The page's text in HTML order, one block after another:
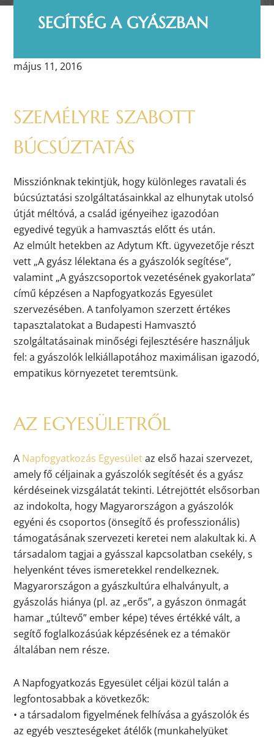
SEGÍTSÉG A GYÁSZBAN
május 11, 2016
SZEMÉLYRE SZABOTT
BÚCSÚZTATÁS
Missziónknak tekintjük, hogy különleges ravatali és
búcsúztatási szolgáltatásainkkal az elhunytak utolsó
útját méltóvá, a család igényeihez igazodóan
egyedivé tegyük a hamvasztás előtt és után.
Az elmúlt hetekben az Adytum Kft. ügyvezetője részt
vett „A gyász lélektana és a gyászolók segítése”,
valamint „A gyászcsoportok vezetésének gyakorlata”
című képzésen a Napfogyatkozás Egyesület
szervezésében. A tanfolyamon szerzett értékes
tapasztalatokat a Budapesti Hamvasztó
szolgáltatásainak minőségi fejlesztésére használjuk
fel: a gyászolók lelkiállapotához maximálisan igazodó,
empatikus környezetet teremtsünk.
AZ EGYESÜLETRŐL
A Napfogyatkozás Egyesületaz első hazai szervezet,
amely fő céljainak a gyászolók segítését és a gyász
kérdéseinek vizsgálatát tekinti. Létrejöttét elsősorban
az indokolta, hogy Magyarországon a gyászolók
egyéni és csoportos (önsegítő és professzionális)
támogatásának szervezeti keretei nem alakultak ki. A
társadalom tagjai a gyásszal kapcsolatban csekély, s
helyenként téves ismeretekkel rendelkeznek.
Magyarországon a gyászkultúra elhalványult, a
gyászolás hiánya (pl. az „erős”, a gyászon önmagát
hamar „túltevő” ember képe) téves értékké vált, a
segítő foglalkozásúak képzésének ez a témakör
általában nem része.
A Napfogyatkozás Egyesület céljai közül talán a
legfontosabbak a következők:
• a társadalom figyelmének felhívása a gyászolók és
az egyéb veszteségeket átélők (munkahelyüket